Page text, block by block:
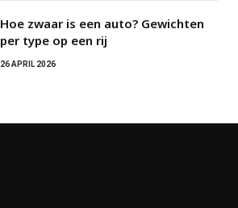
Hoe zwaar is een auto? Gewichten
per type op een rij
26 APRIL 2026